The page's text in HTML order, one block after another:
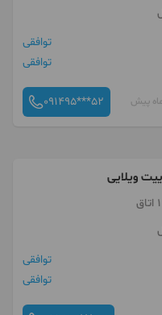
توافقی
توافقی
091495***52
ویلایی
توافقی
توافقی